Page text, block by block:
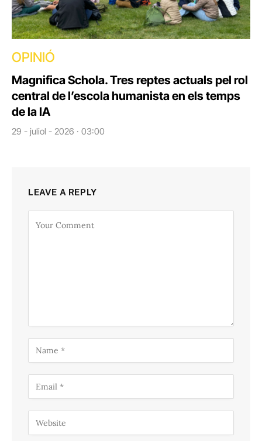
OPINIÓ
Magnifica Schola. Tres reptes actuals pel rol
central de l’escola humanista en els temps
de la IA
29 - juliol - 2026 · 03:00
LEAVE A REPLY